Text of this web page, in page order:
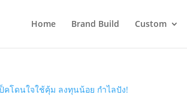
Home Brand Build Custom